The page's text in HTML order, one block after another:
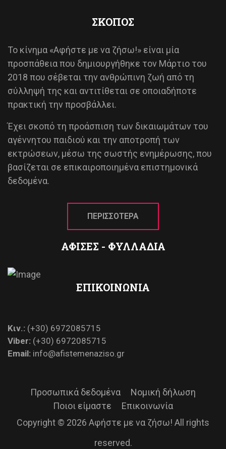
ΣΚΟΠΟΣ
Το κίνημα «Αφήστε με να ζήσω!» είναι μία
προσπάθεια που δημιουργήθηκε τον Μάρτιο του
2018 που σέβεται την ανθρώπινη ζωή από τη
σύλληψή της και αντιτίθεται σε οποιαδήποτε
πρακτική την προσβάλλει.
Έχει σκοπό τη προάσπιση των δικαιωμάτων του
αγέννητου παιδιού και την αποτροπή των
εκτρώσεων, μέσω της σωστής ενημέρωσης, που
βασίζεται σε επικαιροποιημένα επιστημονικά
δεδομένα.
ΠΕΡΙΣΣΟΤΕΡΑ
ΑΦΙΣΕΣ - ΦΥΛΛΑΔΙΑ
ΕΠΙΚΟΙΝΩΝΙΑ
Κιν.: (+30) 6972085715
Viber: (+30) 6972085715
Email: info@afistemenaziso.gr
Προσωπικά δεδομένα
Νομική δήλωση
Ποιοι είμαστε
Επικοινωνία
Copyright © 2026 Αφήστε με να ζήσω! All rights
reserved.